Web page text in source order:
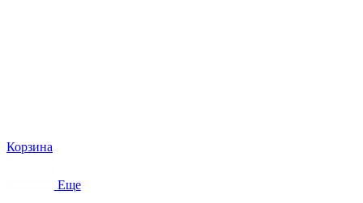
Корзина
Еще